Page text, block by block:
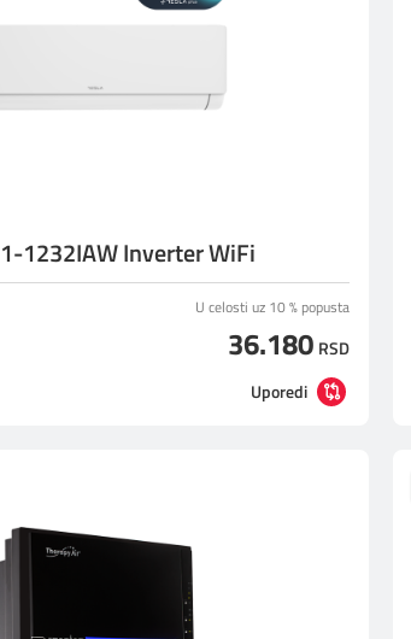
1232IAW Inverter WiFi
U celosti uz 10 % popusta
36.180 RSD
Uporedi